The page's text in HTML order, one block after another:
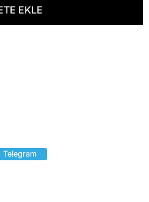
Telegram